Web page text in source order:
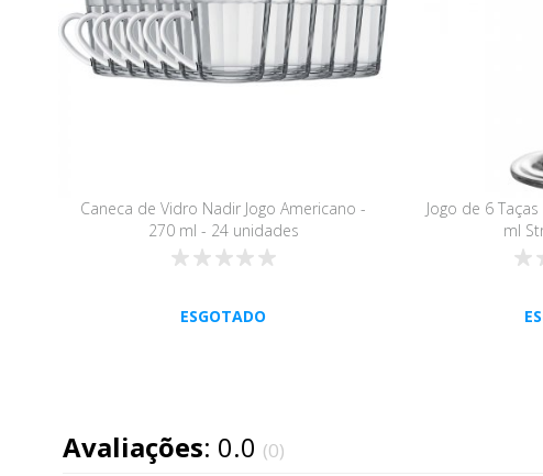
Caneca de Vidro Nadir Jogo Americano -
270 ml - 24 unidades
ESGOTADO
Jogo de 6
ml
Avaliações: 0.0 (0)